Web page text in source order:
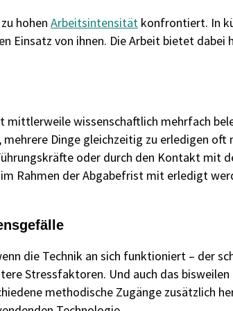
hohen Arbeitsintensität konfrontiert. In
Einsatz von ihnen. Die Arbeit bietet
wissenschaftlich mehrfach
mehrere Dinge gleichzeitig zu erledigen
oder durch den Kontakt mit
Rahmen der Abgabefrist mit erledigt
die Technik an sich funktioniert – der
Stressfaktoren. Und auch das
methodische Zugänge zusätzlich